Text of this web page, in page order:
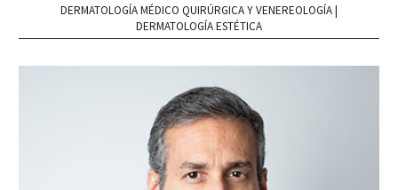
DERMATOLOGÍA MÉDICO QUIRÚRGICA Y VENEREOLOGÍA |
DERMATOLOGÍA ESTÉTICA